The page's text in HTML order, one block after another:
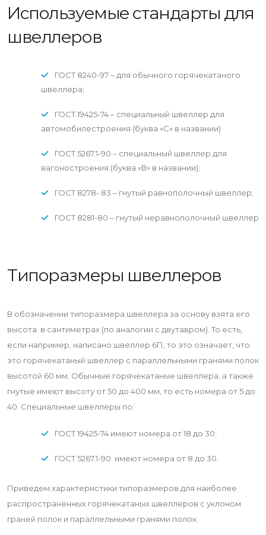
Используемые стандарты для
швеллеров
ГОСТ 8240-97 – для обычного горячекатаного
швеллера;
ГОСТ 19425-74 – специальный швеллер для
автомобилестроения (буква «С» в названии)
ГОСТ 5267.1-90 – специальный швеллер для
вагоностроения (буква «В» в названии);
ГОСТ 8278- 83 – гнутый равнополочный швеллер;
ГОСТ 8281-80 – гнутый неравнополочный швеллер
Типоразмеры швеллеров
В обозначении типоразмера швеллера за основу взята его
высота в сантиметрах (по аналогии с двутавром). То есть,
если например, написано швеллер 6П, то это означает, что
это горячекатаный швеллер с параллельными гранями полок
высотой 60 мм. Обычные горячекатаные швеллера, а также
гнутые имеют высоту от 50 до 400 мм, то есть номера от 5 до
40. Специальные швеллеры по:
ГОСТ 19425-74 имеют номера от 18 до 30;
ГОСТ 5267.1-90 имеют номера от 8 до 30.
Приведем характеристики типоразмеров для наиболее
распространённых горячекатаных швеллеров с уклоном
граней полок и параллельными гранями полок.